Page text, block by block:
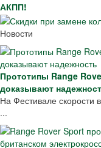
АКПП!
Новости
Прототипы Range
доказывают
На Фестивале скорости
...